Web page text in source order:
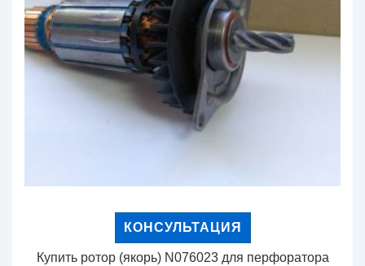
КОНСУЛЬТАЦИЯ
Купить ротор (якорь) N076023 для перфоратора